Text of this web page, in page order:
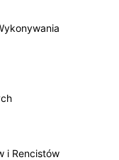
i Rencistów